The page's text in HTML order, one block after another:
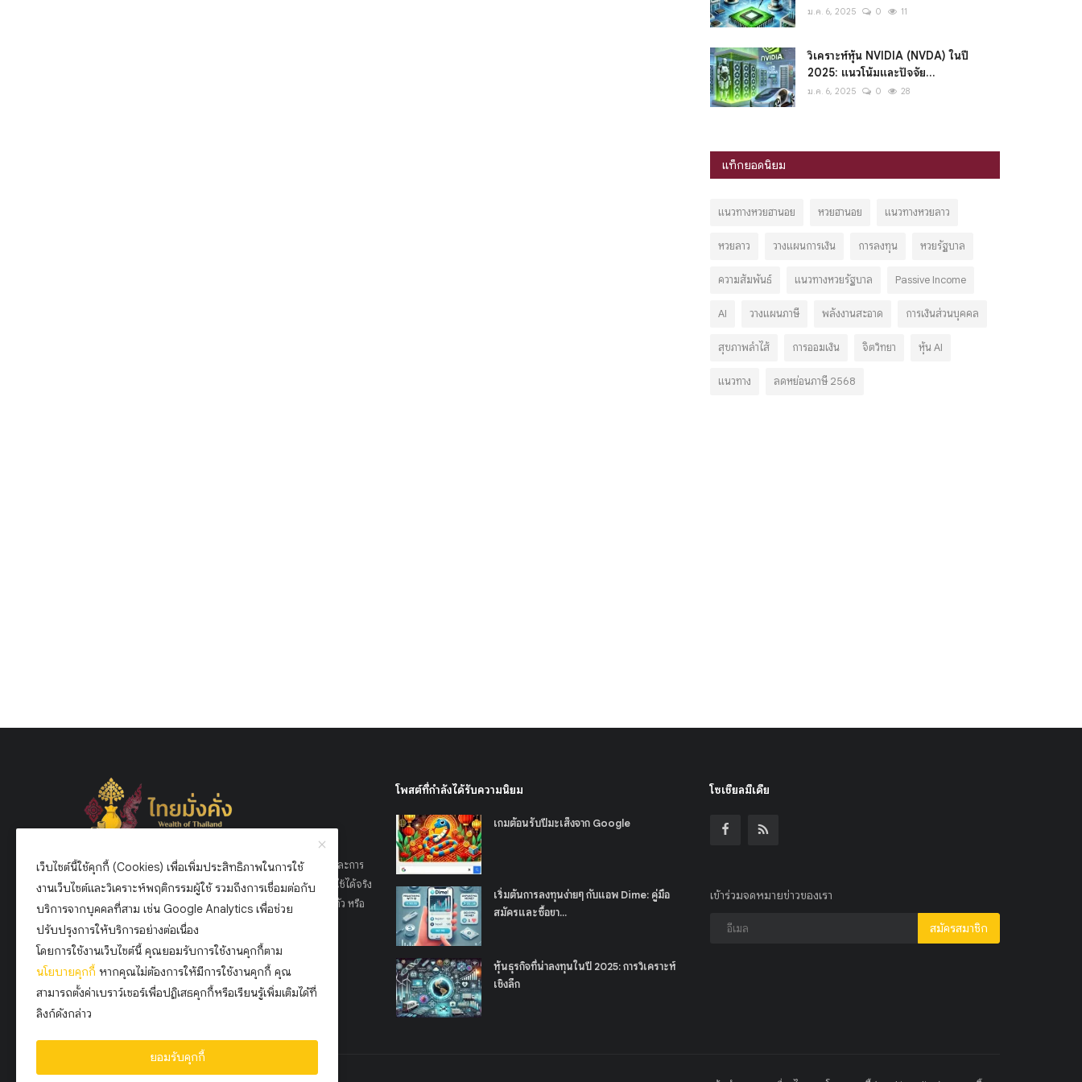
ม.ค. 6, 2025 0 11
วิเคราะห์หุ้น NVIDIA (NVDA) ในปี
2025: แนวโน้มและปัจจัย...
ม.ค. 6, 2025 0 28
แท็กยอดนิยม
แนวทางหวยฮานอย หวยฮานอย แนวทางหวยลาว
หวยลาว วางแผนการเงิน การลงทุน หวยรัฐบาล
ความสัมพันธ์ แนวทางหวยรัฐบาล Passive Income
AI วางแผนภาษี พลังงานสะอาด การเงินส่วนบุคคล
สุขภาพลำไส้ การออมเงิน จิตวิทยา หุ้น AI
แนวทาง ลดหย่อนภาษี 2568
เว็บไซต์ ไทยมั่งคั่ง ถูกสร้างขึ้นเพื่อเป็นแหล่งข้อมูลด้านการเงินและการ
ลงทุนที่ครบวงจรสำหรับคนไทย เรามุ่งเน้นให้ความรู้ที่เข้าใจง่าย ใช้ได้จริง
และเหมาะกับทุกช่วงวัย ไม่ว่าคุณจะเริ่มต้นวางแผนการเงินส่วนตัว หรือ
ต้องการต่อยอดการลงทุนเพื่อสร้างความมั่นคงในระยะยาว
โพสต์ที่กำลังได้รับความนิยม
เกมต้อนรับปีมะเส็งจาก Google
เริ่มต้นการลงทุนง่ายๆ กับแอพ Dime: คู่มือ
สมัครและซื้อขา...
หุ้นธุรกิจที่น่าลงทุนในปี 2025: การวิเคราะห์
เชิงลึก
โซเชียลมีเดีย
เข้าร่วมจดหมายข่าวของเรา
สมัครสมาชิก
เว็บไซต์นี้ใช้คุกกี้ (Cookies) เพื่อเพิ่มประสิทธิภาพในการใช้
งานเว็บไซต์และวิเคราะห์พฤติกรรมผู้ใช้ รวมถึงการเชื่อมต่อกับ
บริการจากบุคคลที่สาม เช่น Google Analytics เพื่อช่วย
ปรับปรุงการให้บริการอย่างต่อเนื่อง
โดยการใช้งานเว็บไซต์นี้ คุณยอมรับการใช้งานคุกกี้ตาม
นโยบายคุกกี้ หากคุณไม่ต้องการให้มีการใช้งานคุกกี้ คุณ
สามารถตั้งค่าเบราว์เซอร์เพื่อปฏิเสธคุกกี้หรือเรียนรู้เพิ่มเติมได้ที่
ลิงก์ดังกล่าว
ยอมรับคุกกี้